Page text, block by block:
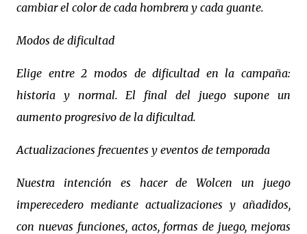
cambiar el color de cada hombrera y cada guante.
Modos de dificultad
Elige entre 2 modos de dificultad en la campaña:
historia y normal. El final del juego supone un
aumento progresivo de la dificultad.
Actualizaciones frecuentes y eventos de temporada
Nuestra intención es hacer de Wolcen un juego
imperecedero mediante actualizaciones y añadidos,
con nuevas funciones, actos, formas de juego, mejoras